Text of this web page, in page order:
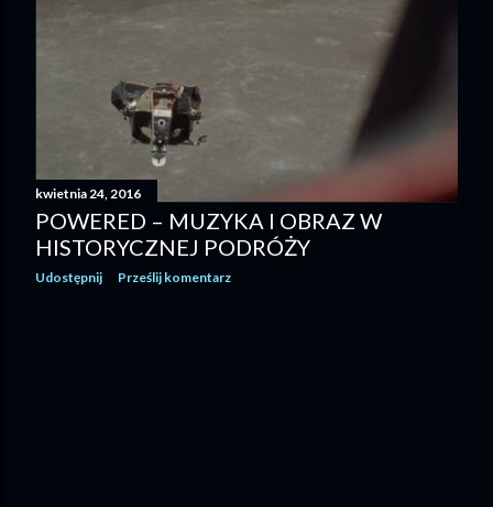
kwietnia 24, 2016
POWERED – MUZYKA I OBRAZ W
HISTORYCZNEJ PODRÓŻY
Udostępnij Prześlij komentarz